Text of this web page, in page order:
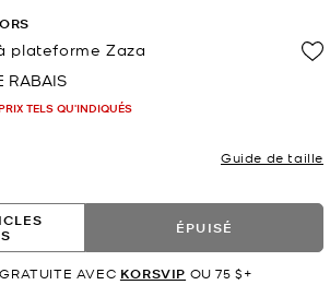
plateforme Zaza
RABAIS
TELS QU'INDIQUÉS
Guide de taille
ÉPUISÉ
AVEC KORSVIP OU 75 $+